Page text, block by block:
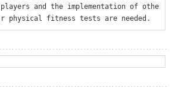
players and the implementation of othe
r physical fitness tests are needed.